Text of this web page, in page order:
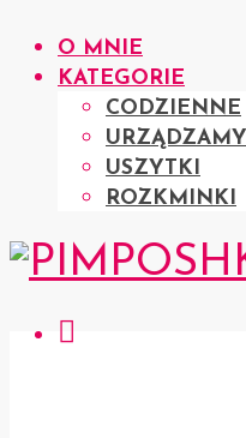
O MNIE
KATEGORIE
CODZIENNE
URZĄDZAMY
USZYTKI
ROZKMINKI